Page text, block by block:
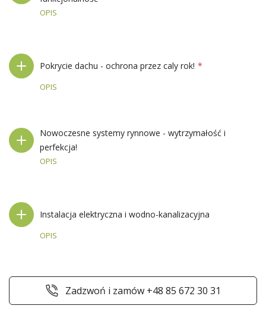
OPIS
Pokrycie dachu - ochrona przez caly rok!
OPIS
Nowoczesne systemy rynnowe - wytrzymałość i
perfekcja!
OPIS
Instalacja elektryczna i wodno-kanalizacyjna
OPIS
Zadzwoń i zamów +48 85 672 30 31